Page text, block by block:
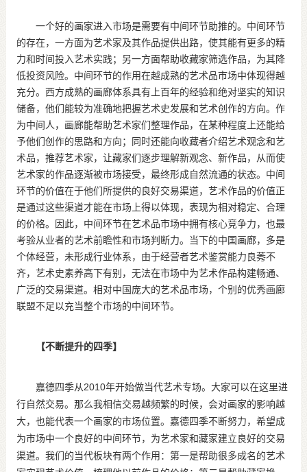
一个好的画家进入市场是需要有中间环节助推的。中间环节
的存在，一方面为艺术家及其作品提供出路，使其能有更多的精
力和时间投入艺术实践；另一方面帮助收藏家筛选作品，为其降
低投资风险。中间环节的作用在越成熟的艺术品市场中体现得越
充分。西方成熟的画廊体系具有上百年的经验和绝对坚实的知识
储备，他们能较为准确地把握艺术史发展和艺术创作的方向。作
为中间人，画廊能帮助艺术家们整理作品，在某种程度上还能给
予他们创作的思路和方向；同时还能向收藏者介绍艺术观念和艺
术品，推荐艺术家，让藏家们逐步理解新观念、新作品，从而使
艺术家的作品逐渐被市场接受，最终形成自然流通的状态。中间
环节的价值在于他们所提供的良好交易渠道，艺术作品的价值正
是通过这些渠道才能在市场上得以体现，表现为相对稳定、合理
的价格。因此，中间环节在艺术品市场中拥有核心竞争力，也最
考验从业者的艺术前瞻性和市场判断力。当下的中国画廊，多是
个体经营，未形成行业体系，由于经营者艺术鉴赏能力良莠不
齐，艺术史素养高下有别，无法在市场中为艺术作品构建畅通、
广泛的交易渠道。相对中国庞大的艺术品市场，个别的优秀画廊
联盟不足以充当整个市场的中间环节。
【不断提升的四季】
嘉德四季从2010年开始做当代艺术专场。大家可以在这里进
行自然交易。那么我相信交易越频繁的时候，会对画家的影响越
大，也能代表一个画家的市场位置。嘉德四季不断努力，希望成
为市场中一个良好的中间环节，为艺术家和藏家建立良好的交易
渠道。我们的当代板块有两个作用：第一是帮助很多成名的艺术